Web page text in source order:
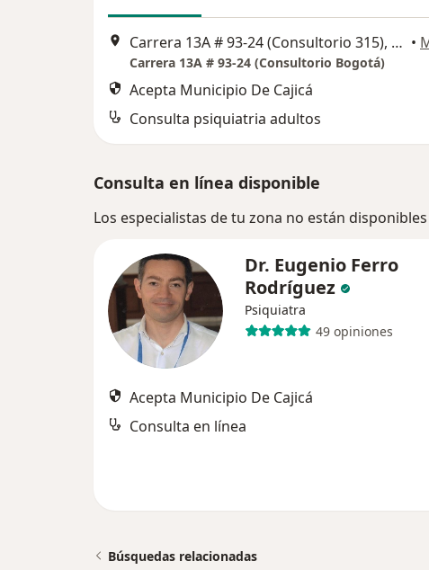
Carrera 13A # 93-24 (Consultorio 315), Bogotá •
Carrera 13A # 93-24 (Consultorio Bogotá)
Acepta Municipio De Cajicá
Consulta psiquiatria adultos
Consulta en línea disponible
Los especialistas de tu zona no están
Dr. Eugenio Ferro
Rodríguez
Psiquiatra
49 opiniones
Acepta Municipio De Cajicá
Consulta en línea
Búsquedas relacionadas